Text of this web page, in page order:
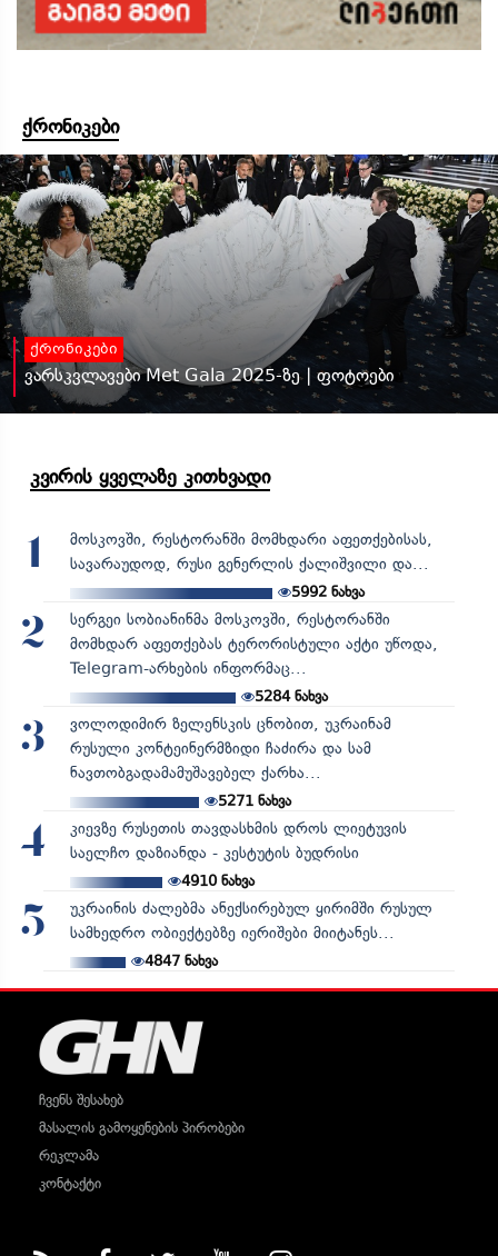
ქრონიკები
ქრონიკები
ვარსკვლავები Met Gala 2025-ზე | ფოტოები
კვირის ყველაზე კითხვადი
1
მოსკოვში, რესტორანში მომხდარი აფეთქებისას,
სავარაუდოდ, რუსი გენერლის ქალიშვილი და...
5992 ნახვა
2
სერგეი სობიანინმა მოსკოვში, რესტორანში
მომხდარ აფეთქებას ტერორისტული აქტი უწოდა,
Telegram-არხების ინფორმაც...
5284ნახვა
3
ვოლოდიმირ ზელენსკის ცნობით, უკრაინამ
რუსული კონტეინერმზიდი ჩაძირა და სამ
ნავთობგადამამუშავებელ ქარხა...
5271ნახვა
4
კიევზე რუსეთის თავდასხმის დროს ლიეტუვის
საელჩო დაზიანდა - კესტუტის ბუდრისი
4910ნახვა
5
უკრაინის ძალებმა ანექსირებულ ყირიმში რუსულ
სამხედრო ობიექტებზე იერიშები მიიტანეს...
4847ნახვა
ჩვენს შესახებ
მასალის გამოყენების პირობები
რეკლამა
კონტაქტი